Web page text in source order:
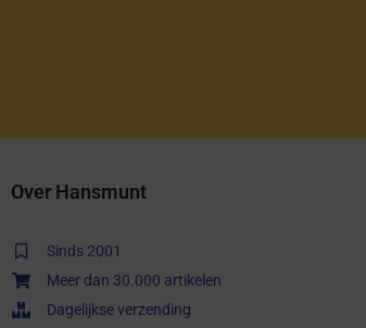
Over Hansmunt
Sinds 2001
Meer dan 30.000 artikelen
Dagelijkse verzending